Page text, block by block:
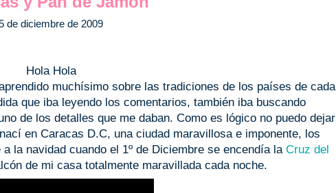
de diciembre de 2009
Hola Hola
muchísimo sobre las tradiciones de los países de cada
que iba leyendo los comentarios, también iba buscando
de los detalles que me daban. Como es lógico no puedo dejar
en Caracas D.C, una ciudad maravillosa e imponente, los
la navidad cuando el 1º de Diciembre se encendía la Cruz del
de mi casa totalmente maravillada cada noche.